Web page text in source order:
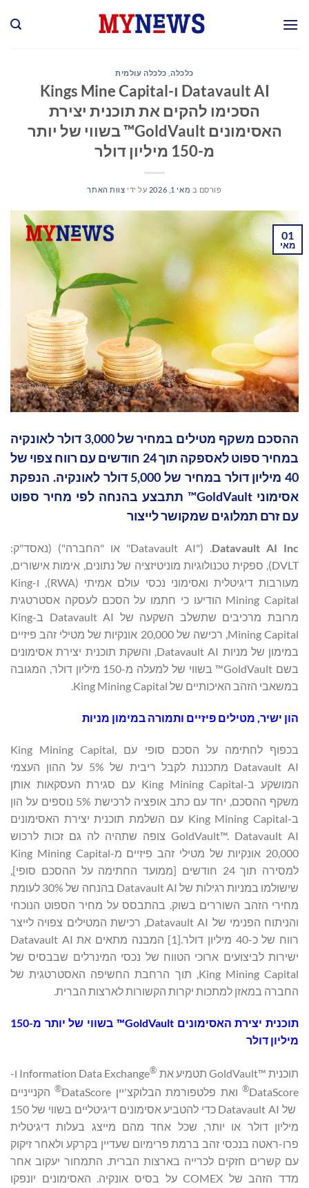
כלכלה, כלכלה עולמית
Datavault AI ו-Kings Mine Capital
הסכימו להקים את תוכנית יצירת
האסימונים GoldVault™ בשווי של יותר
מ-150 מיליון דולר
פורסם ב מאי 1, 2026 על ידי צוות האתר
01
מאי
ההסכם משקף מטילים במחיר של 3,000 דולר לאונקיה
במחיר ספוט לאספקה ​​תוך 24 חודשים עם רווח צפוי של
40 מיליון דולר במחיר של 5,000 דולר לאונקיה. הנפקת
אסימוני GoldVault™ תתבצע בהנחה לפי מחיר ספוט
עם זרם תמלוגים שמקושר לייצור
Datavault AI Inc
. ("Datavault AI" או "החברה") (נאסד"ק:
DVLT), ספקית טכנולוגיות מוניטיזציה של נתונים, אימות אישורים,
מעורבות דיגיטלית ואסימוני נכסי עולם אמיתי (RWA), ו-King
Mining Capital הודיעו כי חתמו על הסכם לעסקה אסטרטגית
מרובת מרכיבים שתשלב השקעה של Datavault AI ב-King
Mining Capital, רכישה של 20,000 אונקיות של מטילי זהב פיזיים
במימון של מניות Datavault AI, והשקת תוכנית יצירת אסימונים
בשם GoldVault™ בשווי של למעלה מ-150 מיליון דולר, המגובה
במשאבי הזהב האיכותיים של King Mining Capital.
הון ישיר, מטילים פיזיים ותמורה במימון מניות
בכפוף לחתימה על הסכם סופי עם King Mining Capital,
Datavault AI מתכננת לקבל ריבית של 5% על ההון העצמי
המושקע ב-King Mining Capital עם סגירת העסקאות אותן
משקף ההסכם, יחד עם כתב אופציה לרכישת 5% נוספים על הון
ב-King Mining Capital עם השלמת תוכנית יצירת האסימונים
GoldVault™. Datavault AI צופה שתהיה לה גם זכות לרכוש
20,000 אונקיות של מטילי זהב פיזיים מ-King Mining Capital
למסירה תוך 24 חודשים [ממועד החתימה על ההסכם סופי],
שישולמו במניות רגילות של Datavault AI בהנחה של 30% לעומת
מחירי הזהב השוררים בשוק. בהתבסס על מחיר הספוט הנוכחי
והניתוח הפנימי של Datavault AI, רכישת המטילים צפויה לייצר
רווח של כ-40 מיליון דולר.[1] המבנה מתאים את Datavault AI
ישירות לביצועים ארוכי הטווח של נכסי המינרלים שבבסיס של
King Mining Capital, תוך הרחבת החשיפה האסטרטגית של
החברה במאזן למתכות יקרות הקשורות לארצות הברית.
תוכנית יצירת האסימוניםGoldVault™
בשווי של יותר מ-150
מיליון דולר
תוכנית GoldVault™‎ תטמיע את Information Data Exchange ®
‎ ו-
DataScore
®ואת פלטפורמת הבלוקצ'יין DataScore ®הקנייניים
של Datavault AI כדי להטביע אסימונים דיגיטליים בשווי של 150
מיליון דולר או יותר, שכל אחד מהם מייצג בעלות דיגיטלית
פרו-ראטה בנכסי זהב ברמת פרימיום שעדיין בקרקע ולאחר זיקוק
עם קשרים חזקים לכרייה בארצות הברית. התמחור יעקוב אחר
מדד הזהב של COMEX על בסיס אונקיה. האסימונים יונפקו